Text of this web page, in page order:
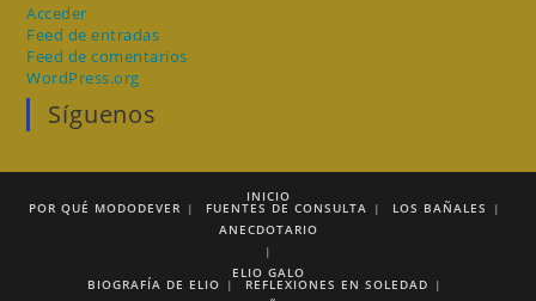
Acceder
Feed de entradas
Feed de comentarios
WordPress.org
Síguenos
INICIO
POR QUÉ MODODEVER FUENTES DE CONSULTA
LOS BAÑALES
ANECDOTARIO
ELIO GALO
BIOGRAFÍA DE ELIO
REFLEXIONES EN SOLEDAD